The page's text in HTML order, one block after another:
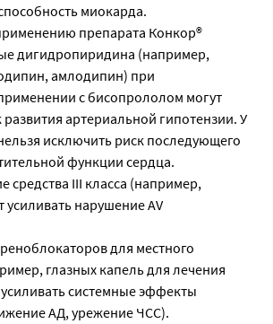
миокарда.
препарата Конкор®
дигидропиридина (например,
амлодипин) при
с бисопрололом могут
развития артериальной гипотензии. У
исключить риск последующего
функции сердца.
средства III класса (например,
нарушение AV
для местного
глазных капель для лечения
системные эффекты
АД, урежение ЧСС).